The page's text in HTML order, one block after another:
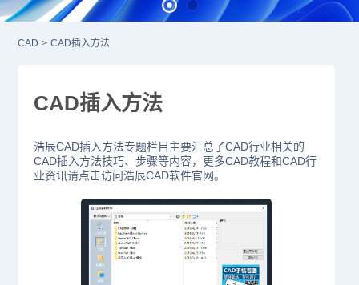
CAD > CAD插入方法
CAD插入方法
浩辰CAD插入方法专题栏目主要汇总了CAD行业相关的
CAD插入方法技巧、步骤等内容，更多CAD教程和CAD行
业资讯请点击访问浩辰CAD软件官网。